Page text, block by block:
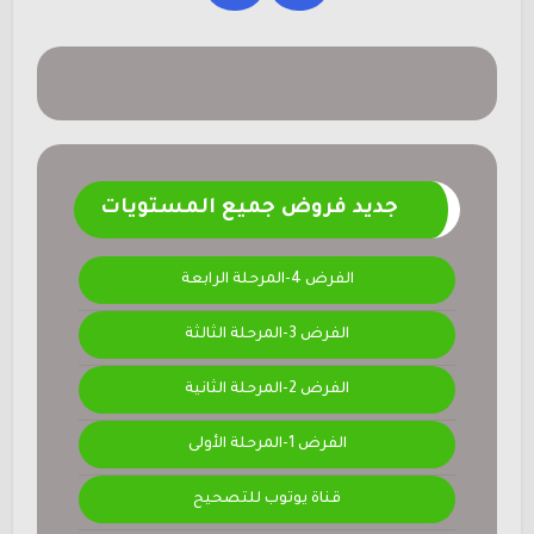
جديد فروض جميع المستويات
الفرض 4-المرحلة الرابعة
الفرض 3-المرحلة الثالثة
الفرض 2-المرحلة الثانية
الفرض 1-المرحلة الأولى
قناة يوتوب للتصحيح